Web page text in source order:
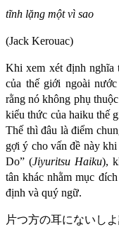
tĩnh lặng một vì sao
(Jack Kerouac)
Khi xem xét định nghĩa
của thế giới ngoài
rằng nó không phụ
kiểu thức của haiku thế
Thế thì đâu là điểm
gợi ý cho vấn đề này
Do” (Jiyuritsu Haiku),
tân khác nhằm mục
định và quý ngữ.
片つ方の耳にないし